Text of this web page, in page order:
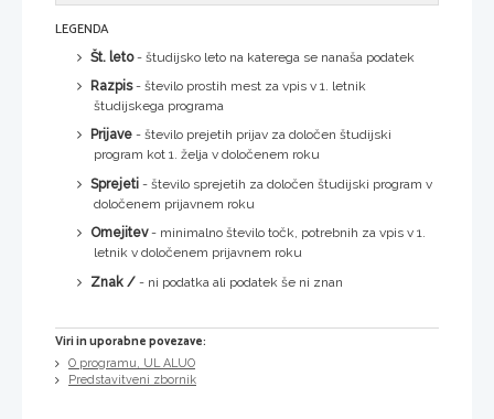
LEGENDA
Št. leto- študijsko leto na katerega se nanaša podatek
Razpis- število prostih mest za vpis v 1. letnik
študijskega programa
Prijave - število prejetih prijav za določen študijski
program kot 1. želja v določenem roku
Sprejeti - število sprejetih za določen študijski program v
določenem prijavnem roku
Omejitev- minimalno število točk, potrebnih za vpis v 1.
letnik v določenem prijavnem roku
Znak / - ni podatka ali podatek še ni znan
Viri in uporabne povezave:
O programu, UL ALUO
Predstavitveni zbornik